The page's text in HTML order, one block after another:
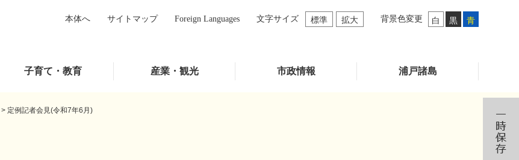
本体へ サイトマップ Foreign Languages 文字サイズ 標準 拡大 背景色変更 白 黒 青
子育て・教育 産業・観光 市政情報 浦戸諸島
> 定例記者会見(令和7年6月)